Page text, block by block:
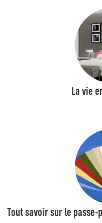
La vie
Tout savoir sur le